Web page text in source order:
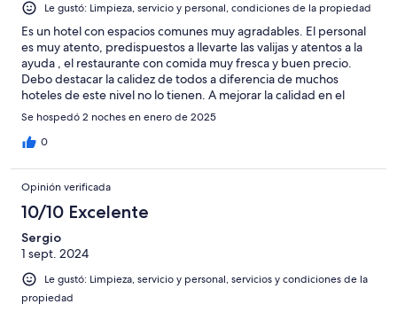
Le gustó: Limpieza, servicio y personal, condiciones de la propiedad
Es un hotel con espacios comunes muy agradables. El personal
es muy atento, predispuestos a llevarte las valijas y atentos a la
ayuda , el restaurante con comida muy fresca y buen precio.
Debo destacar la calidez de todos a diferencia de muchos
hoteles de este nivel no lo tienen. A mejorar la calidad en el
desayuno y poner un ojo exigente en la vajilla, recomendaria
fajinar vasos y platos .
Se hospedó 2 noches en enero de 2025
0
Opinión verificada
10/10 Excelente
Sergio
1 sept. 2024
Le gustó: Limpieza, servicio y personal, servicios y condiciones de la
propiedad